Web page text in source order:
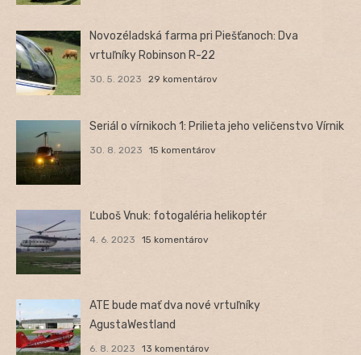
Novozéladská farma pri Piešťanoch: Dva
vrtuľníky Robinson R-22
30. 5. 2023 29 komentárov
Seriál o vírnikoch 1: Prilieta jeho veličenstvo Vírnik
30. 8. 2023 15 komentárov
Ľuboš Vnuk: fotogaléria helikoptér
4. 6. 2023 15 komentárov
ATE bude mať dva nové vrtuľníky
AgustaWestland
6. 8. 2023 13 komentárov